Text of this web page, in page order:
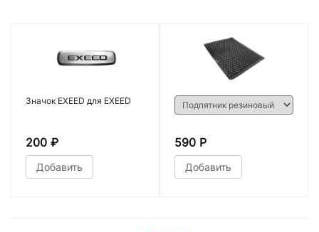
Значок EXEED для EXEED
200 ₽
Добавить
590 Р
Добавить